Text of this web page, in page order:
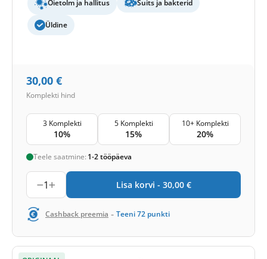
Õietolm ja hallitus Suits ja bakterid
Üldine
30,00 €
Komplekti hind
3 Komplekti
10%
5 Komplekti
15%
10+ Komplekti
20%
Teele saatmine: 1-2 tööpäeva
1 Lisa korvi - 30,00 €
Cashback preemia - Teeni72 punkti